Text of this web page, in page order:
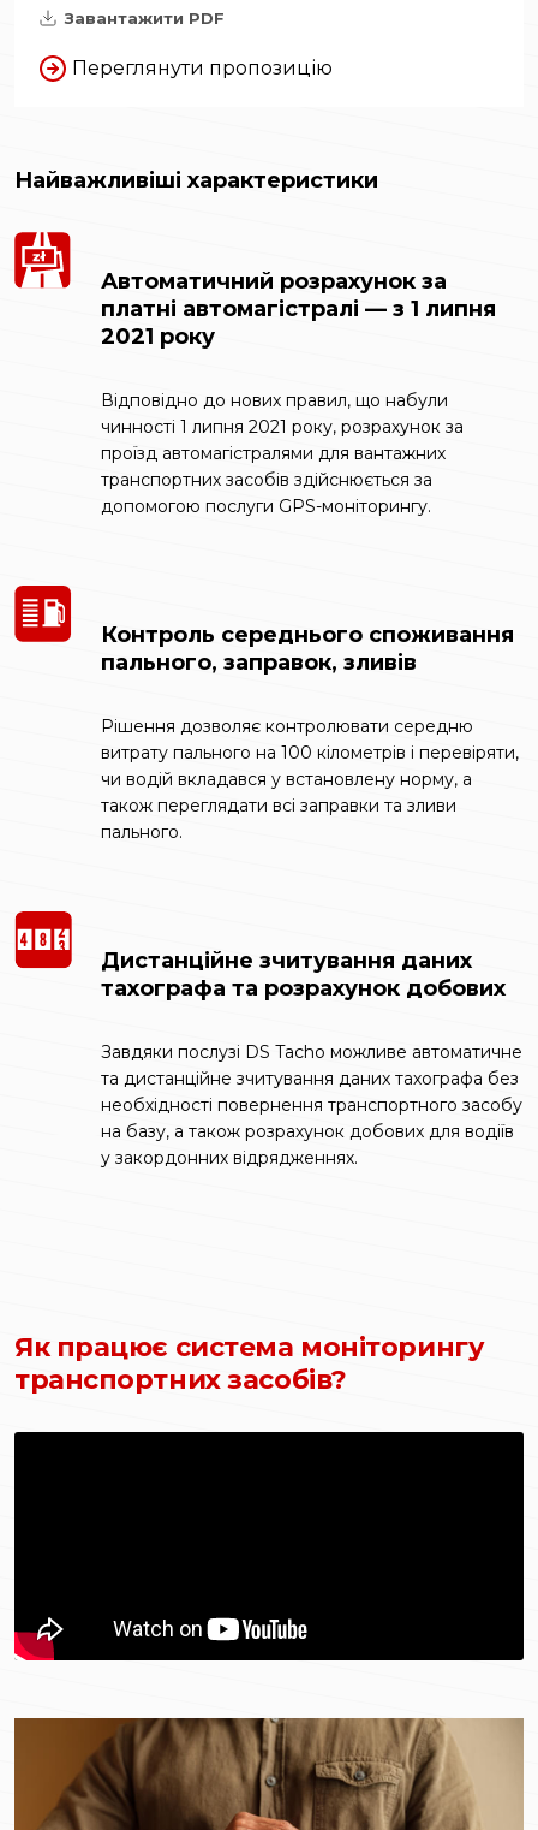
Завантажити PDF
Переглянути пропозицію
Найважливіші характеристики
Автоматичний розрахунок за
платні автомагістралі — з 1 липня
2021 року
Відповідно до нових правил, що набули
чинності 1 липня 2021 року, розрахунок за
проїзд автомагістралями для вантажних
транспортних засобів здійснюється за
допомогою послуги GPS-моніторингу.
Контроль середнього споживання
пального, заправок, зливів
Рішення дозволяє контролювати середню
витрату пального на 100 кілометрів і перевіряти,
чи водій вкладався у встановлену норму, а
також переглядати всі заправки та зливи
пального.
Дистанційне зчитування даних
тахографа та розрахунок добових
Завдяки послузі DS Tacho можливе автоматичне
та дистанційне зчитування даних тахографа без
необхідності повернення транспортного засобу
на базу, а також розрахунок добових для водіїв
у закордонних відрядженнях.
Як працює система моніторингу
транспортних засобів?